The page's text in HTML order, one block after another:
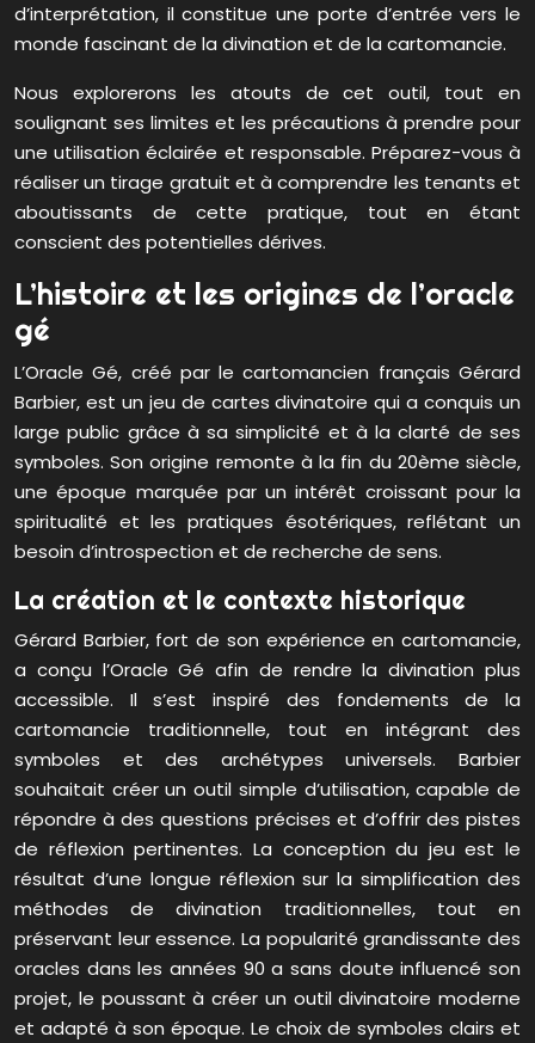
d’interprétation, il constitue une porte d’entrée vers le
monde fascinant de la divination et de la cartomancie.
Nous explorerons les atouts de cet outil, tout en
soulignant ses limites et les précautions à prendre pour
une utilisation éclairée et responsable. Préparez-vous à
réaliser un tirage gratuit et à comprendre les tenants et
aboutissants de cette pratique, tout en étant
conscient des potentielles dérives.
L’histoire et les origines de l’oracle
gé
L’Oracle Gé, créé par le cartomancien français Gérard
Barbier, est un jeu de cartes divinatoire qui a conquis un
large public grâce à sa simplicité et à la clarté de ses
symboles. Son origine remonte à la fin du 20ème siècle,
une époque marquée par un intérêt croissant pour la
spiritualité et les pratiques ésotériques, reflétant un
besoin d’introspection et de recherche de sens.
La création et le contexte historique
Gérard Barbier, fort de son expérience en cartomancie,
a conçu l’Oracle Gé afin de rendre la divination plus
accessible. Il s’est inspiré des fondements de la
cartomancie traditionnelle, tout en intégrant des
symboles et des archétypes universels. Barbier
souhaitait créer un outil simple d’utilisation, capable de
répondre à des questions précises et d’offrir des pistes
de réflexion pertinentes. La conception du jeu est le
résultat d’une longue réflexion sur la simplification des
méthodes de divination traditionnelles, tout en
préservant leur essence. La popularité grandissante des
oracles dans les années 90 a sans doute influencé son
projet, le poussant à créer un outil divinatoire moderne
et adapté à son époque. Le choix de symboles clairs et